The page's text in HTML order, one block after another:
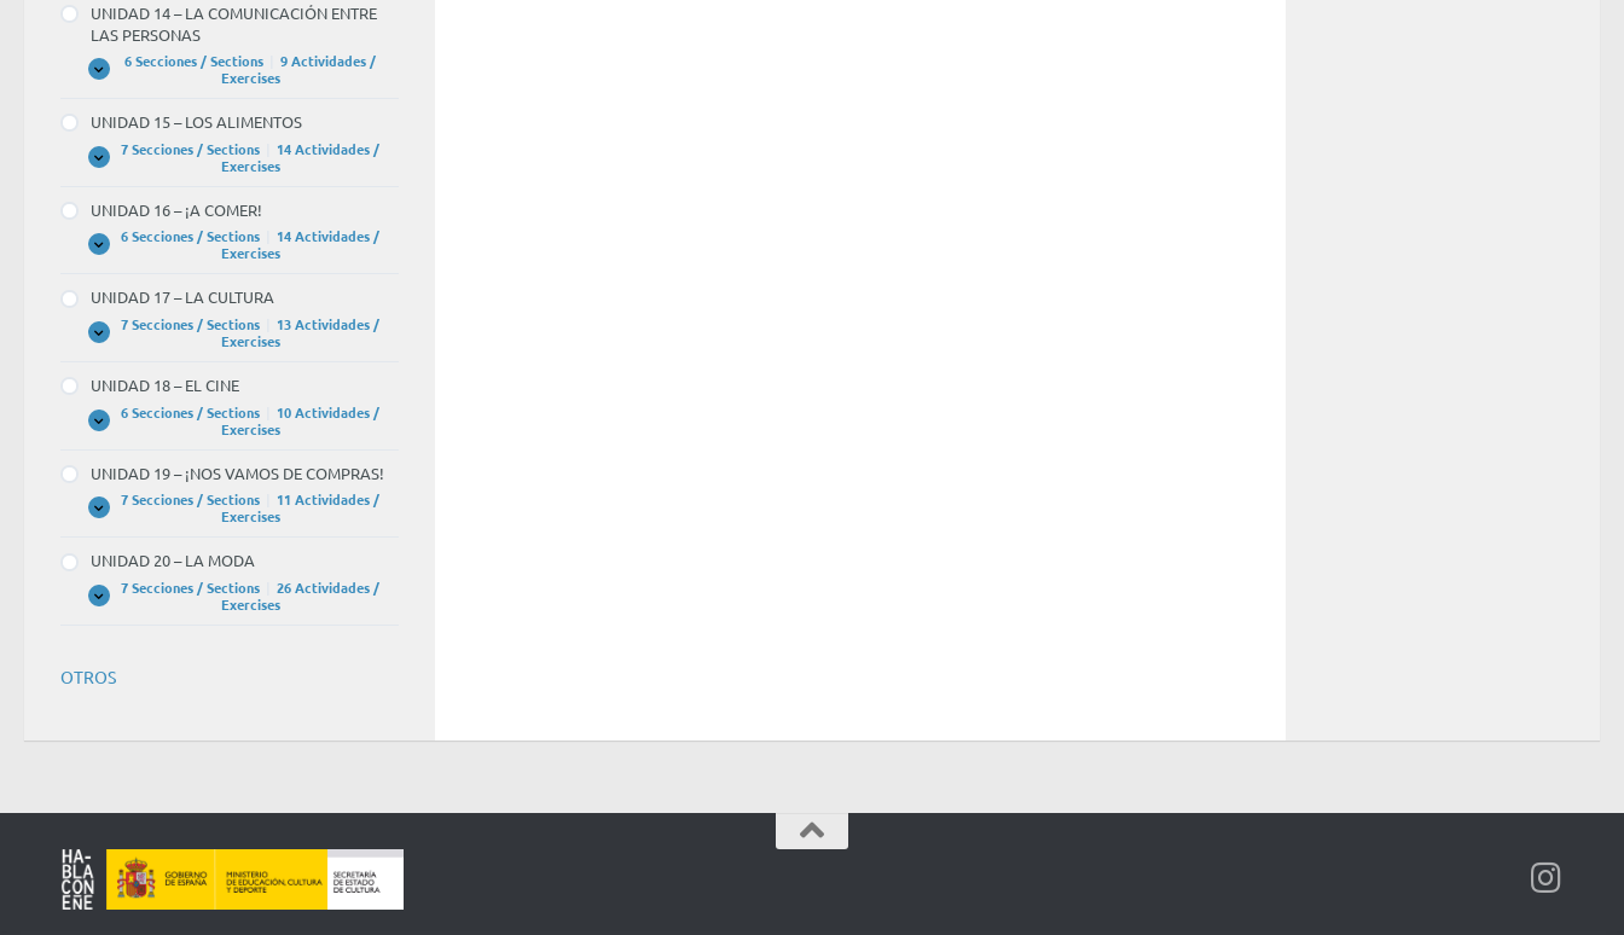
PRENSA,
RADIO
TELEVISIÓN
UNIDAD 14 – LA COMUNICACIÓN ENTRE
LAS PERSONAS
Expandir
UNIDAD
LA
COMUNICACIÓN
ENTRE
6 Secciones / Sections
9 Actividades /
Exercises
UNIDAD 15 – LOS ALIMENTOS
Expandir
UNIDAD
LOS
ALIMENTOS
7 Secciones / Sections
14 Actividades /
Exercises
UNIDAD 16 – ¡A COMER!
Expandir
UNIDAD
¡A
COMER!
6 Secciones / Sections
14 Actividades /
Exercises
UNIDAD 17 – LA CULTURA
Expandir
UNIDAD
LA
CULTURA
7 Secciones / Sections
13 Actividades /
Exercises
UNIDAD 18 – EL CINE
Expandir
UNIDAD
EL
CINE
6 Secciones / Sections
10 Actividades /
Exercises
UNIDAD 19 – ¡NOS VAMOS DE COMPRAS!
Expandir
UNIDAD
¡NOS
VAMOS
DE
7 Secciones / Sections
11 Actividades /
Exercises
UNIDAD 20 – LA MODA
Expandir
UNIDAD
MODA
7 Secciones / Sections
26 Actividades /
Exercises
OTROS